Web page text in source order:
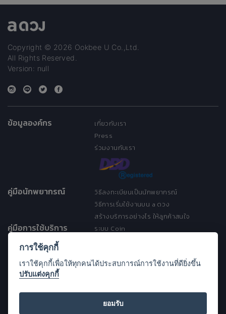
Copyright © 2026 Ookbee U Co.,Ltd.
All Rights Reserved.
Version: null
ข้อมูลองค์กร
เกี่ยวกับเรา
Press
ร่วมงานกับเรา
คู่มือนักพยากรณ์
วิธีลงทะเบียนเป็นนักพยากรณ์
วิธีการเริ่มใช้งานบน a ดวง
สร้างบริการอย่างไร ให้ลูกค้าสนใจ
คู่มือการใช้บริการ
ระบบ Coin
ประกาศการคุ้มครองข้อมูลส่วนบุคคล
Open Source License
การใช้คุกกี้
เราใช้คุกกี้เพื่อให้ทุกคนได้ประสบการณ์การใช้งานที่ดียิ่งขึ้น
ปรับแต่งคุกกี้
ยอมรับ